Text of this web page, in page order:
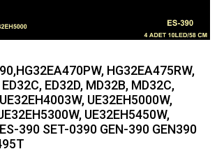
HG32EA475RW,
ED32D, MD32B, MD32C,
UE32EH5000W,
UE32EH5450W,
390 SET-0390 GEN-390 GEN390